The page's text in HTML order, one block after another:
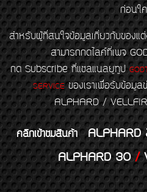
ก่อนใ
สำหรับผู้ที่สนใจข้อมูลเกี่ยวกับของแ
สามารถกดไลค์ที่เพจ
กด Subscribe ที่แชลแนลยูทูป
SERVICEของเราเพื่อรับข้อมูล
ALPHARD /
คลิกเข้าชมสินค้า ALPHARD
ALPHARD 30/